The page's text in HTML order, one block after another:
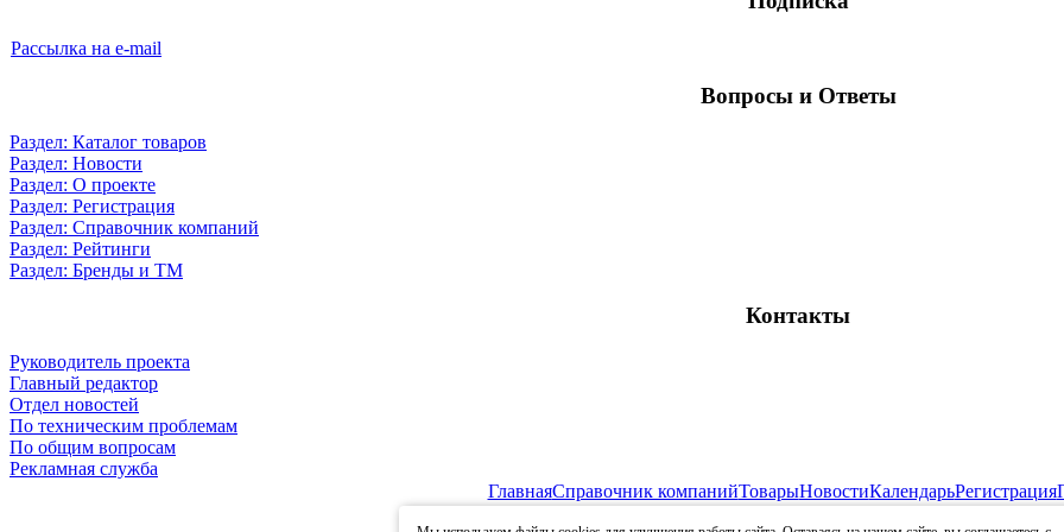
Рассылка на e-mail
Вопросы и Ответы
Раздел: Каталог товаров
Раздел: Новости
Раздел: О проекте
Раздел: Регистрация
Раздел: Справочник компаний
Раздел: Рейтинги
Раздел: Бренды и ТМ
Контакты
Руководитель проекта
Главный редактор
Отдел новостей
По техническим проблемам
По общим вопросам
Рекламная служба
ГлавнаяСправочник компанийТоварыНовостиКалендарьРегистрация